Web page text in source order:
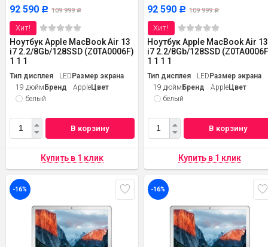
92 590 Р 109 999Р
Хит!
Ноутбук Apple MacBook Air 13
i7 2.2/8Gb/128SSD (Z0TA0006F)
1 1 1
Тип дисплея LEDРазмер экрана
19 дюймБренд AppleЦвет
белый
В корзину
92 590 Р 109 999Р
Хит!
Ноутбук Apple MacBook Air 13
i7 2.2/8Gb/128SSD
1 1 1 1
Тип дисплея LEDРазмер экрана
19 дюймБренд AppleЦвет
белый
В корзину
-16% -16%